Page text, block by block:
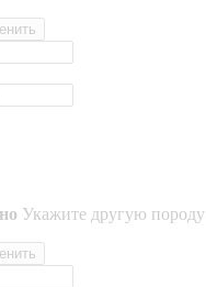
Укажите другую породу